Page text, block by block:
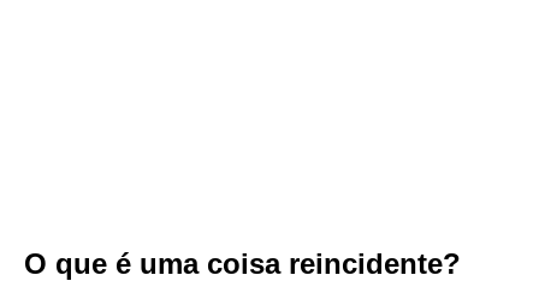
O que é uma coisa reincidente?